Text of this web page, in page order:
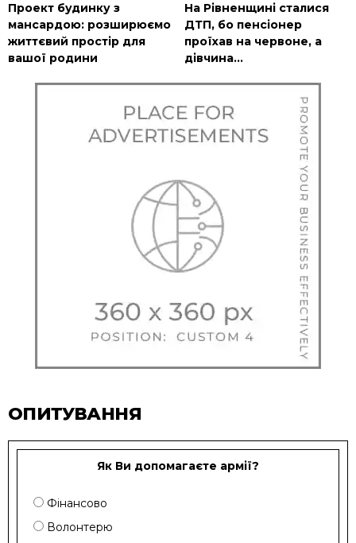
Проект будинку з
мансардою: розширюємо
життєвий простір для
вашої родини
На Рівненщині сталися
ДТП, бо пенсіонер
проїхав на червоне, а
дівчина...
ОПИТУВАННЯ
Як Ви допомагаєте армії?
Фінансово
Волонтерю